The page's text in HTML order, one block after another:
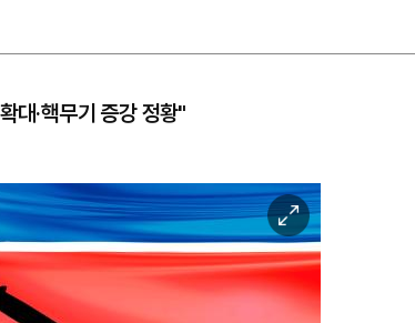
대·핵무기 증강 정황"
이
미
지
확